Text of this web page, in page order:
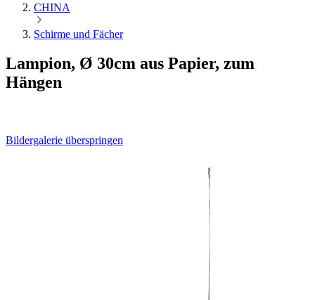
CHINA
Schirme und Fächer
Lampion, Ø 30cm aus Papier, zum
Hängen
Bildergalerie überspringen